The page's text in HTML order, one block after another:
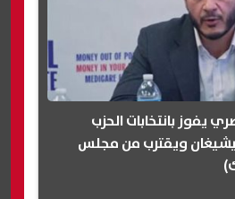
يفوز بانتخابات الحزب
ويقترب من مجلس